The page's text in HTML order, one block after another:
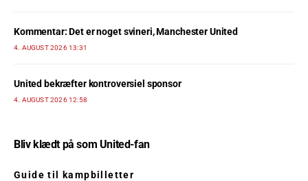
Kommentar: Det er noget svineri, Manchester United
4. AUGUST 2026 13:31
United bekræfter kontroversiel sponsor
4. AUGUST 2026 12:58
Bliv klædt på som United-fan
Guide til kampbilletter